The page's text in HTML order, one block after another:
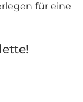
für eine